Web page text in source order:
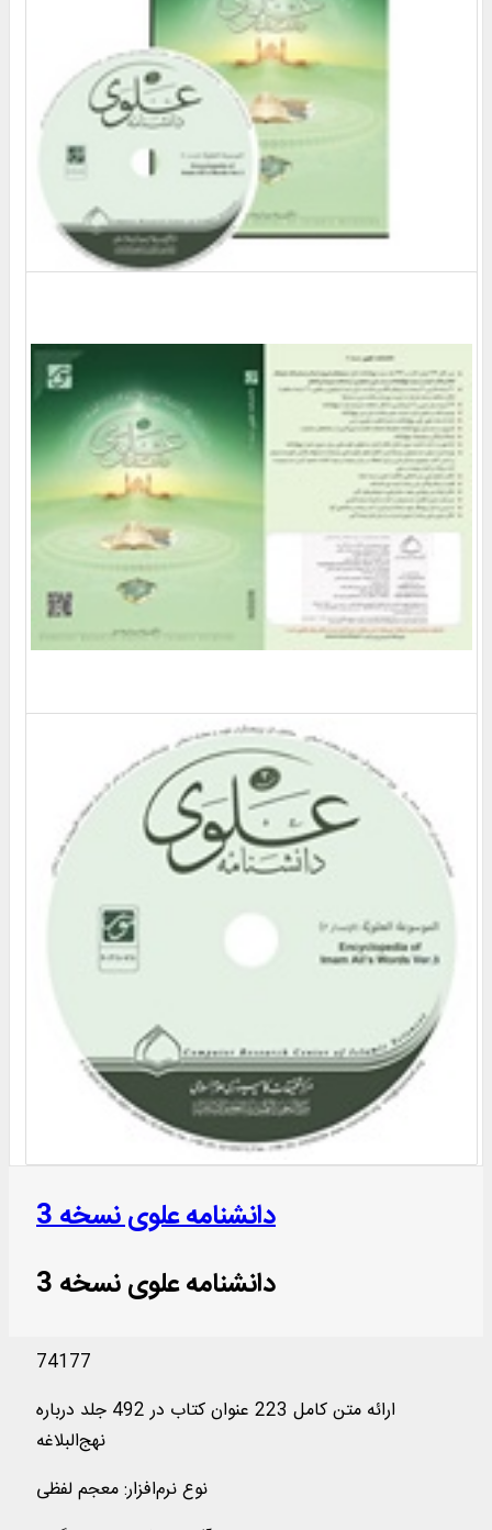
دانشنامه علوی نسخه 3
دانشنامه علوی نسخه 3
74177
ارائه متن کامل 223 عنوان کتاب در 492 جلد درباره
نهج‌البلاغه
نوع نرم‌افزار:معجم لفظی